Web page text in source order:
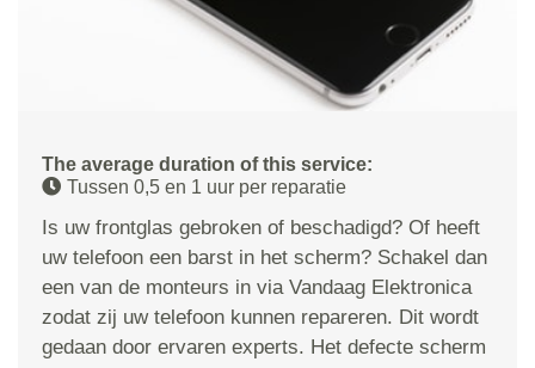
The average duration of this service:
Tussen 0,5 en 1 uur per reparatie
Is uw frontglas gebroken of beschadigd? Of heeft
uw telefoon een barst in het scherm? Schakel dan
een van de monteurs in via Vandaag Elektronica
zodat zij uw telefoon kunnen repareren. Dit wordt
gedaan door ervaren experts. Het defecte scherm